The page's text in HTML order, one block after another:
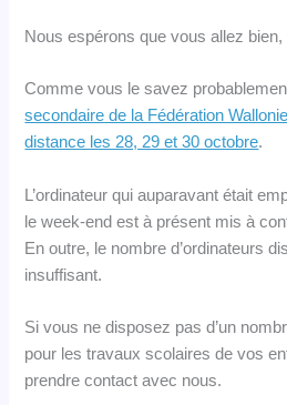
Nous espérons que vous allez
Comme vous le savez
secondaire de la Fédération
distance les 28, 29 et 30 octobre.
L’ordinateur qui auparavant était
le week-end est à présent mis à
En outre, le nombre d’ordinateurs
insuffisant.
Si vous ne disposez pas d’un
pour les travaux scolaires de vos
prendre contact avec nous.